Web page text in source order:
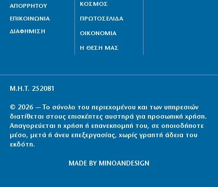
ΑΠΟΡΡΗΤΟΥ
ΕΠΙΚΟΙΝΩΝΙΑ
ΔΙΑΦΗΜΙΣΗ
ΚΟΣΜΟΣ
ΠΡΩΤΟΣΕΛΙΔΑ
ΟΙΚΟΝΟΜΙΑ
Η ΘΕΣΗ ΜΑΣ
Μ.Η.Τ. 252081
© 2026 — Το σύνολο του περιεχομένου και των υπηρεσιών
διατίθεται στους επισκέπτες αυστηρά για προσωπική χρήση.
Απαγορεύεται η χρήση ή επανεκπομπή του, σε οποιοδήποτε
μέσο, μετά ή άνευ επεξεργασίας, χωρίς γραπτή άδεια του
εκδότη.
MADE BY MINOANDESIGN